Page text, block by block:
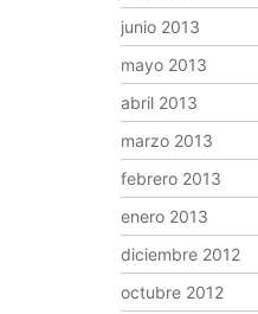
junio 2013
mayo 2013
abril 2013
marzo 2013
febrero 2013
enero 2013
diciembre 2012
octubre 2012